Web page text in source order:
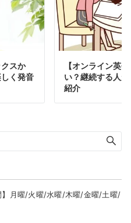
スか
く発音
【オンライン英
い？継続する人
紹介
】月曜/火曜/水曜/木曜/金曜/土曜/